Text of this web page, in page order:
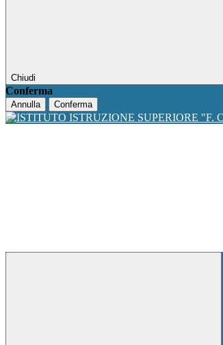
Chiudi
Conferma
Annulla Conferma